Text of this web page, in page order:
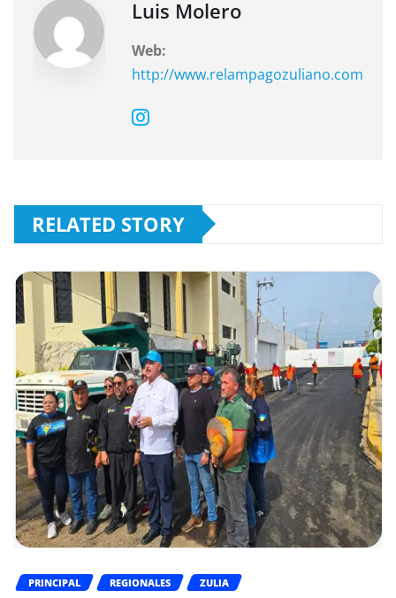
Luis Molero
Web:
http://www.relampagozuliano.com
RELATED STORY
PRINCIPAL REGIONALES ZULIA